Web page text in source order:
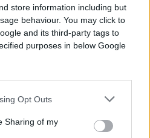
store information including but
behaviour. You may click to
and its third-party tags to
purposes in below Google
Opt Outs
Sharing of my